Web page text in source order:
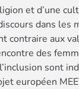
et d’une
dans les
contraire aux
des
sont
européen